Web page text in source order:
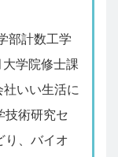
部計数工学
学院修士課
いい生活に
技術研究セ
り、バイオ